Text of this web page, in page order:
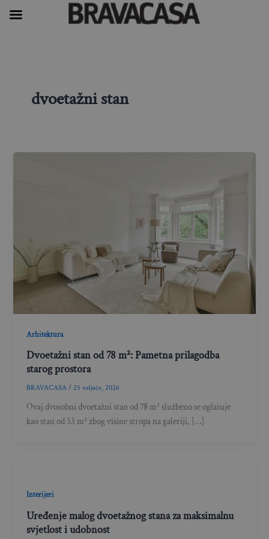
dvoetažni stan
Arhitektura
Dvoetažni stan od 78 m²: Pametna prilagodba
starog prostora
BRAVACASA/25 veljače, 2026
Ovaj dvosobni dvoetažni stan od 78 m² službeno se oglašuje
kao stan od 53 m² zbog visine stropa na galeriji, […]
Interijeri
Uređenje malog dvoetažnog stana za maksimalnu
svjetlost i udobnost